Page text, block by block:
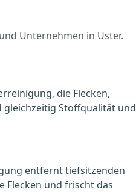
Unternehmen in Uster.
die Flecken,
Stoffqualität und
entfernt tiefsitzenden
Flecken und frischt das